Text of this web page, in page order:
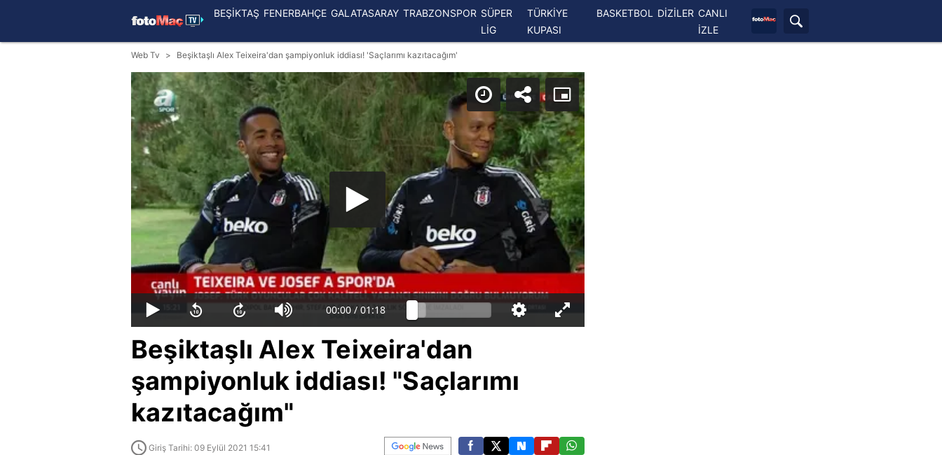
BEŞİKTAŞ FENERBAHÇE GALATASARAY TRABZONSPOR SÜPER
LİG
TÜRKİYE
KUPASI
BASKETBOL DİZİLER CANLI
İZLE
Web Tv Beşiktaşlı Alex Teixeira'dan şampiyonluk iddiası! 'Saçlarımı kazıtacağım'
00:00 / 01:18
Beşiktaşlı Alex Teixeira'dan
şampiyonluk iddiası! "Saçlarımı
kazıtacağım"
Giriş Tarihi: 09 Eylül 2021 15:41